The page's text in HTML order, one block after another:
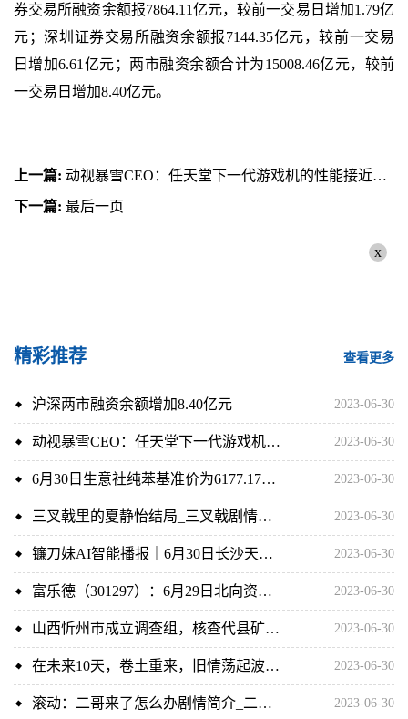
券交易所融资余额报7864.11亿元，较前一交易日增加1.79亿
元；深圳证券交易所融资余额报7144.35亿元，较前一交易
日增加6.61亿元；两市融资余额合计为15008.46亿元，较前
一交易日增加8.40亿元。
上一篇: 动视暴雪CEO：任天堂下一代游戏机的性能接近PS4/Xbox One 全球快看点
下一篇: 最后一页
x
精彩推荐 查看更多
沪深两市融资余额增加8.40亿元 2023-06-30
动视暴雪CEO：任天堂下一代游戏机的性能接近PS4/Xbox One 全球快看点 2023-06-30
6月30日生意社纯苯基准价为6177.17元/吨 世界短讯 2023-06-30
三叉戟里的夏静怡结局_三叉戟剧情介绍 2023-06-30
镰刀妹AI智能播报｜6月30日长沙天气和明日预报 2023-06-30
富乐德（301297）：6月29日北向资金减持3.33万股-焦点要闻 2023-06-30
山西忻州市成立调查组，核查代县矿企安全事故瞒报问题 2023-06-30
在未来10天，卷土重来，旧情荡起波澜，还能牵手而伴的四大星座 环球快消息 2023-06-30
滚动：二哥来了怎么办剧情简介_二哥来了怎么办 2023-06-30